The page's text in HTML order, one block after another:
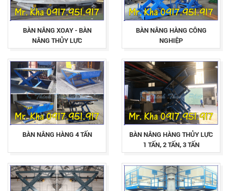
BÀN NÂNG XOAY - BÀN
NÂNG THỦY LỰC
BÀN NÂNG HÀNG CÔNG
NGHIỆP
BÀN NÂNG HÀNG 4 TẤN
BÀN NÂNG HÀNG THỦY LỰC
1 TẤN, 2 TẤN, 3 TẤN